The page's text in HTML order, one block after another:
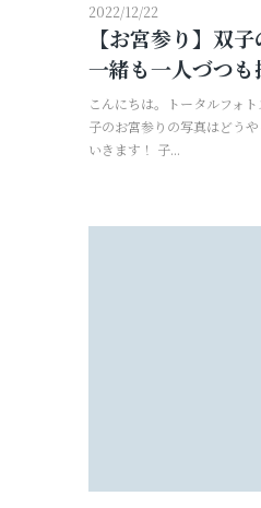
2022/12/22
【お宮参り】双
一緒も一人づつも
こんにちは。トータルフォ
子のお宮参りの写真はどう
いきます！ 子...